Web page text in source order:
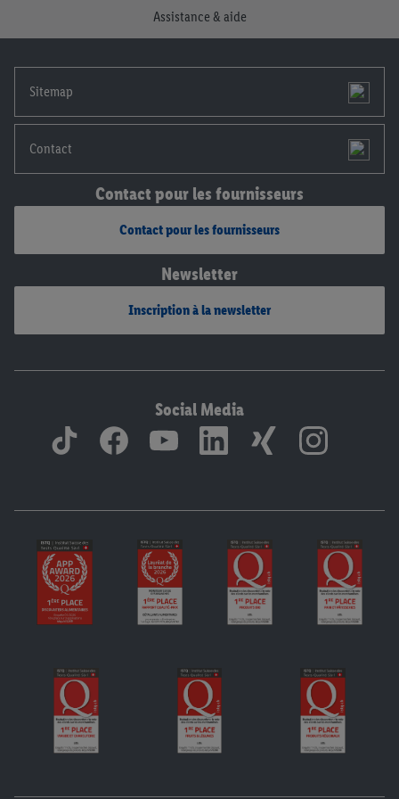
Assistance & aide
Sitemap
Contact
Contact pour les fournisseurs
Contact pour les fournisseurs
Newsletter
Inscription à la newsletter
Social Media
déclaration de confidentialité. Pour consulter les
mentions légales, c’est ici.